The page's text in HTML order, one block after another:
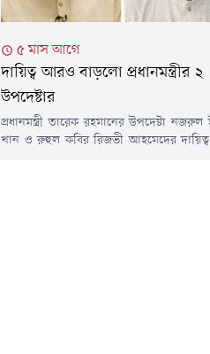
৫ মাস আগে
দায়িত্ব আরও বাড়লো প্রধানমন্ত্রীর ২
উপদেষ্টার
প্রধানমন্ত্রী তারেক রহমানের উপদেষ্টা
খান ও রুহুল কবির রিজভী আহমেদের